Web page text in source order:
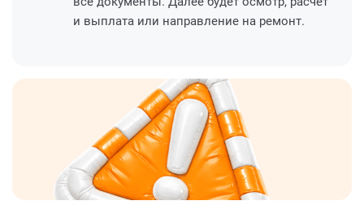
и выплата или направление на ремонт.